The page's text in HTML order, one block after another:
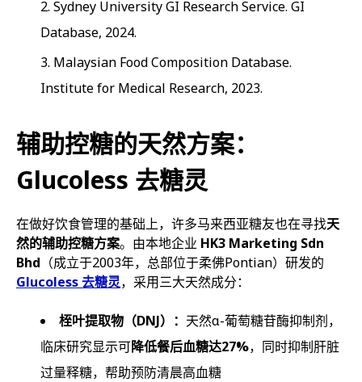
Sydney University GI Research Service. GI
Database, 2024.
Malaysian Food Composition Database.
Institute for Medical Research, 2023.
辅助控糖的天然方案：
Glucoless 去糖灵
在做好饮食管理的基础上，许多马来西亚糖友也在寻找天
然的辅助控糖方案。由本地企业 HK3 Marketing Sdn
Bhd （成立于2003年，总部位于柔佛Pontian）研发的
Glucoless 去糖灵，采用三大天然成分：
桎叶提取物（DNJ）： 天然α-葡萄糖苷酶抑制剂，
临床研究显示可降低餐后血糖达27%，同时抑制肝脏
过量释糖，帮助预防清晨高血糖